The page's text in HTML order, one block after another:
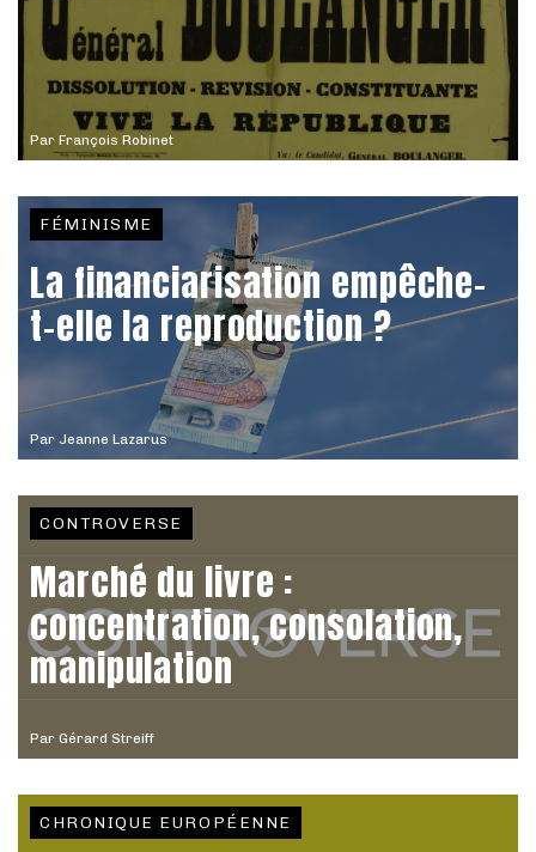
Par François Robinet
Par Jeanne Lazarus
FÉMINISME
La financiarisation empêche-
t-elle la reproduction ?
Par Gérard Streiff
CONTROVERSE
Marché du livre :
concentration, consolation,
manipulation
CHRONIQUE EUROPÉENNE